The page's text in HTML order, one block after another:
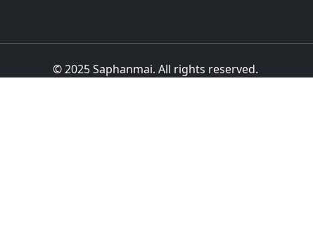
© 2025 Saphanmai. All rights reserved.